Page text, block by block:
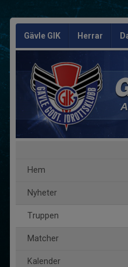
Gävle GIK Herrar
Hem
Nyheter
Truppen
Matcher
Kalender